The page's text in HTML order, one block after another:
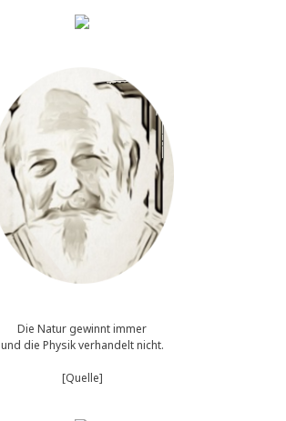
Die Natur gewinnt immer
und die Physik verhandelt nicht.
[Quelle]